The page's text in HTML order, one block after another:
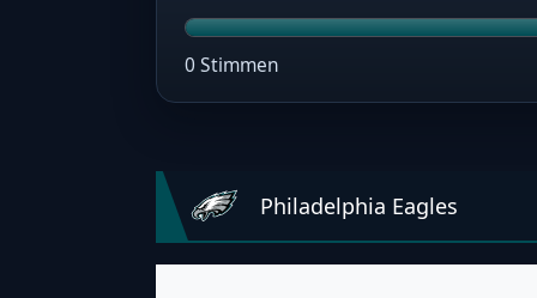
0 Stimmen
Philadelphia Eagles